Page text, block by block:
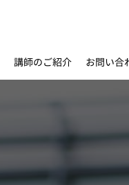
講師のご紹介 お問い合